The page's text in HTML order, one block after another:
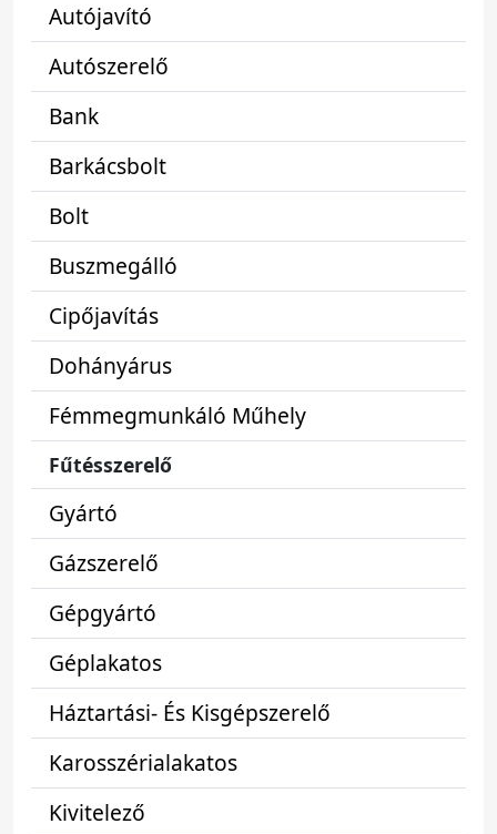
Autójavító
Autószerelő
Bank
Barkácsbolt
Bolt
Buszmegálló
Cipőjavítás
Dohányárus
Fémmegmunkáló Műhely
Fűtésszerelő
Gyártó
Gázszerelő
Gépgyártó
Géplakatos
Háztartási- És Kisgépszerelő
Karosszérialakatos
Kivitelező